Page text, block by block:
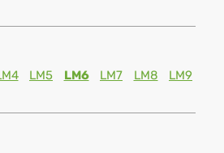
LM5 LM6 LM7 LM8
LM9